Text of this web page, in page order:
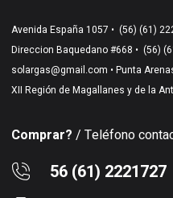
Avenida España 1057 • (56) (61)
Direccion Baquedano #668 • (56)
solargas@gmail.com • Punta
XII Región de Magallanes y de la
Comprar? / Teléfono
56 (61) 2221727